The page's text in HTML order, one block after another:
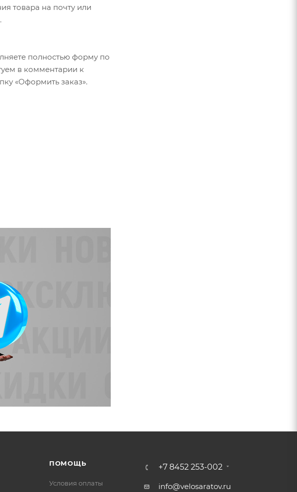
устойчивая к порезам от
товара на почту или
полностью форму по
в комментарии к
«Оформить заказ».
ПОМОЩЬ
Условия оплаты
+7 8452 253-002
info@velosaratov.ru